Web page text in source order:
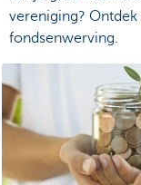
vereniging?
fondsenwerving.